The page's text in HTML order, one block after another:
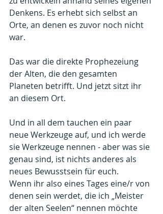
Denkens. Es erhebt sich selbst an
Orte, an denen es zuvor noch nicht
war.
Das war die direkte Prophezeiung
der Alten, die den gesamten
Planeten betrifft. Und jetzt sitzt ihr
an diesem Ort.
Und in all dem tauchen ein paar
neue Werkzeuge auf, und ich werde
sie Werkzeuge nennen - aber was sie
genau sind, ist nichts anderes als
neues Bewusstsein für euch.
Wenn ihr also eines Tages eine/r von
denen sein werdet, die ich „Meister
der alten Seelen“ nennen möchte